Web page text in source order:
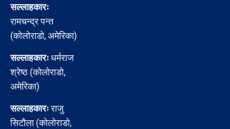
सल्लाहकारः
रामचन्द्र पन्त
(कोलोराडो, अमेरिका)
सल्लाहकारःधर्मराज
श्रेष्ठ (कोलोराडो,
अमेरिका)
सल्लाहकारःराजु
सिटौला (कोलोराडो,